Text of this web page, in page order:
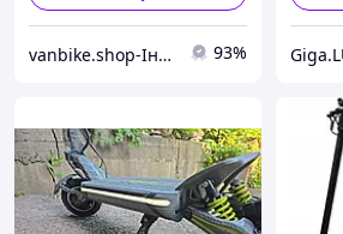
vanbike.shop-Інтернет магазин електротранспорту 93%